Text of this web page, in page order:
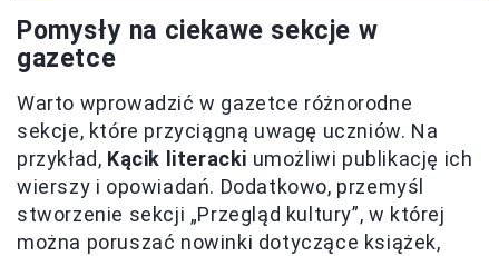
Pomysły na ciekawe sekcje w
gazetce
Warto wprowadzić w gazetce różnorodne
sekcje, które przyciągną uwagę uczniów. Na
przykład, Kącik literacki umożliwi publikację ich
wierszy i opowiadań. Dodatkowo, przemyśl
stworzenie sekcji „Przegląd kultury”, w której
można poruszać nowinki dotyczące książek,